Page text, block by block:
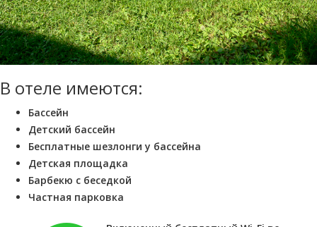
В отеле имеются:
Бассейн
Детский бассейн
Бесплатные шезлонги у бассейна
Детская площадка
Барбекю с беседкой
Частная парковка